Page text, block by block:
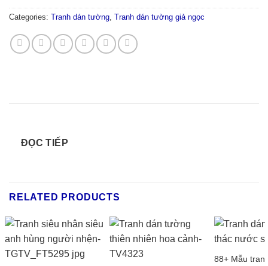
Categories: Tranh dán tường, Tranh dán tường giả ngọc
ĐỌC TIẾP
RELATED PRODUCTS
88+ Mẫu